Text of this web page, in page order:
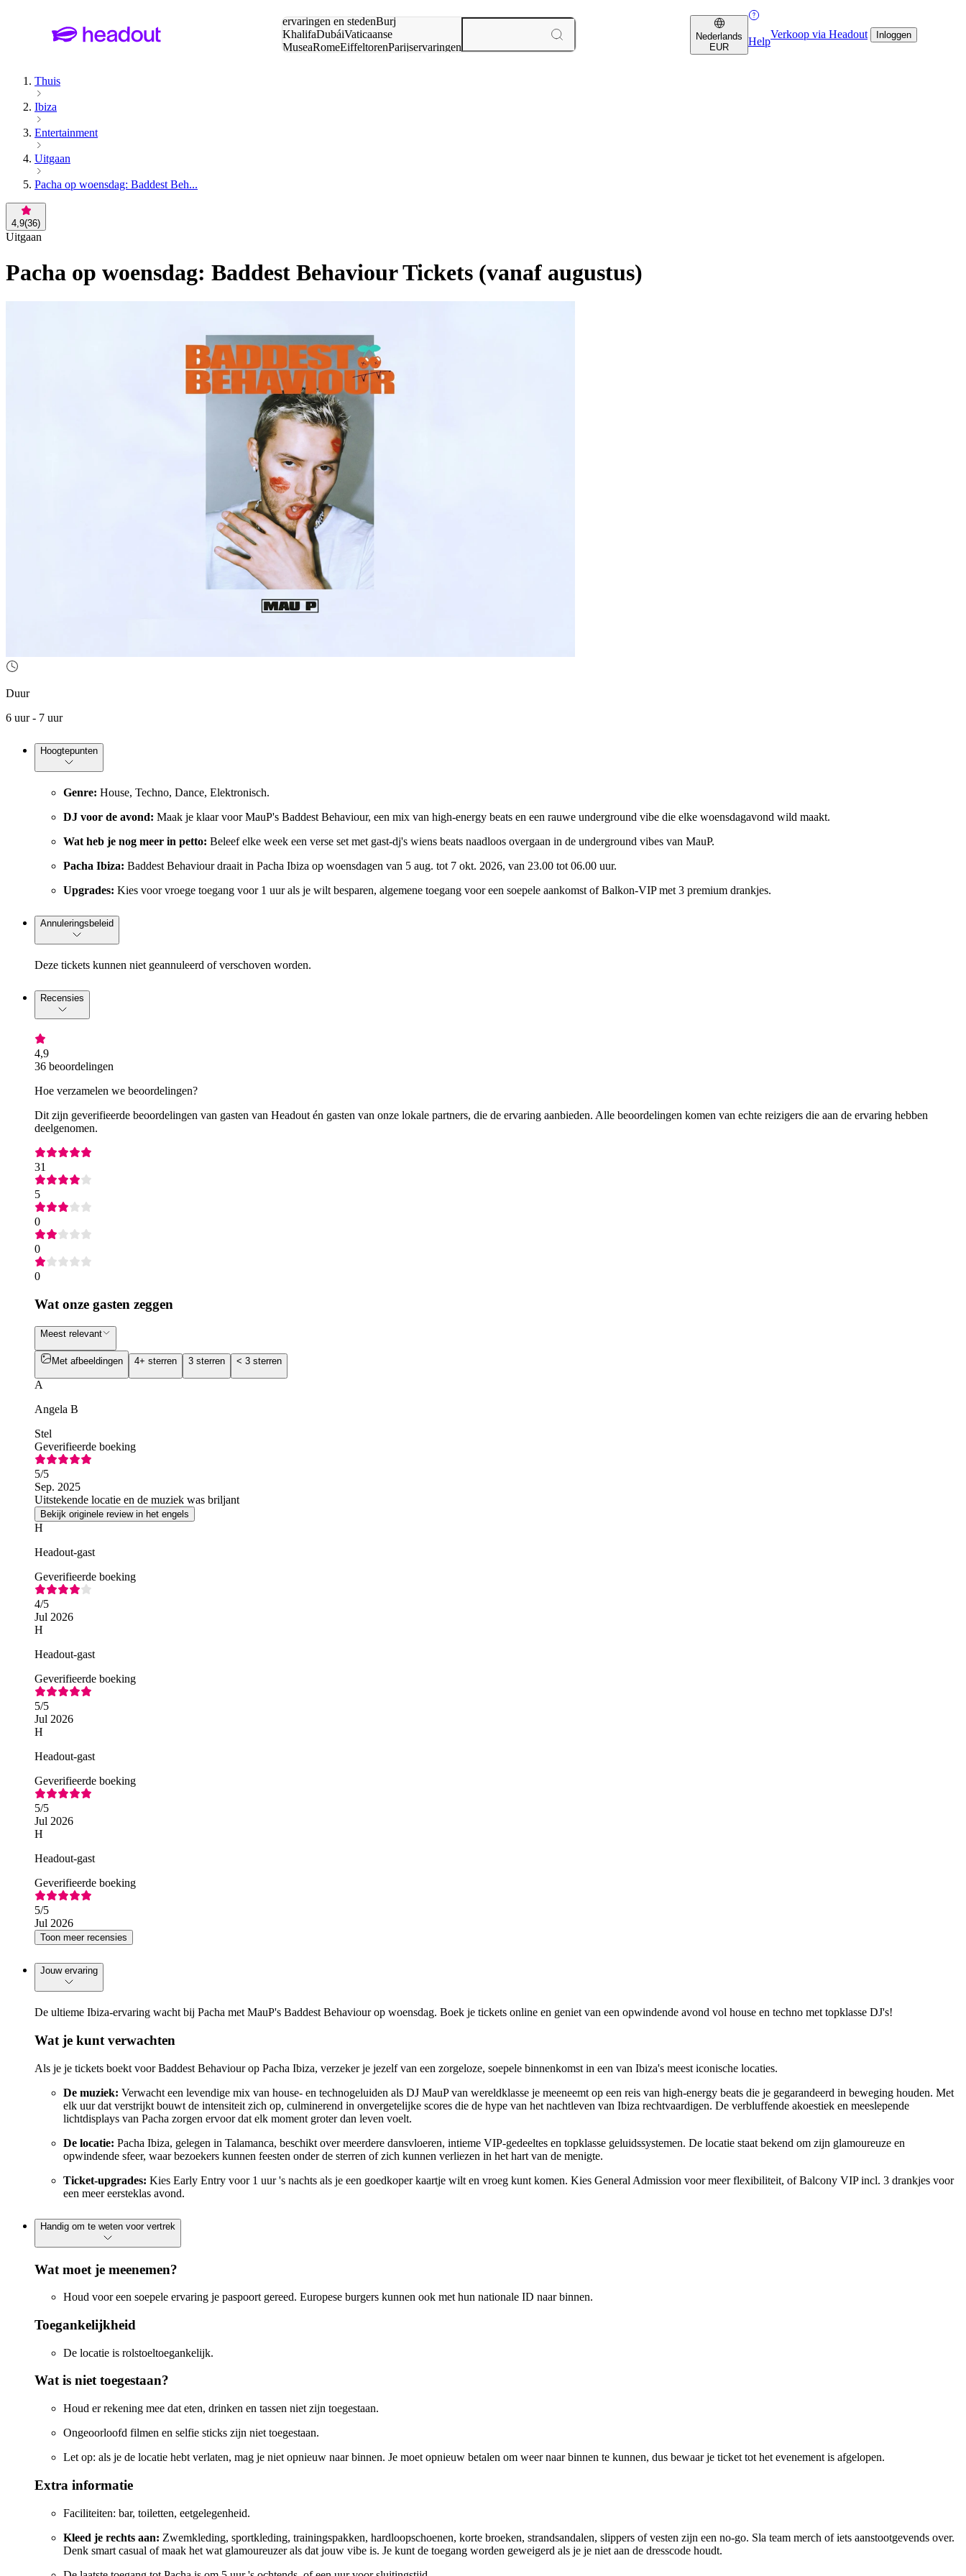
ervaringen en stedenBurj
KhalifaDubáiVaticaanse
MuseaRomeEiffeltorenParijservaringen
Nederlands
EUR
Help
Verkoop via Headout Inloggen
Thuis
Ibiza
Entertainment
Uitgaan
Pacha op woensdag: Baddest Beh...
4,9(36)
Uitgaan
Pacha op woensdag: Baddest Behaviour Tickets (vanaf augustus)
Duur
6 uur - 7 uur
Hoogtepunten
Genre: House, Techno, Dance, Elektronisch.
DJ voor de avond: Maak je klaar voor MauP's Baddest Behaviour, een mix van high-energy beats en een rauwe underground vibe die elke woensdagavond wild maakt.
Wat heb je nog meer in petto: Beleef elke week een verse set met gast-dj's wiens beats naadloos overgaan in de underground vibes van MauP.
Pacha Ibiza: Baddest Behaviour draait in Pacha Ibiza op woensdagen van 5 aug. tot 7 okt. 2026, van 23.00 tot 06.00 uur.
Upgrades: Kies voor vroege toegang voor 1 uur als je wilt besparen, algemene toegang voor een soepele aankomst of Balkon-VIP met 3 premium drankjes.
Annuleringsbeleid
Deze tickets kunnen niet geannuleerd of verschoven worden.
Recensies
4,9
36 beoordelingen
Hoe verzamelen we beoordelingen?
Dit zijn geverifieerde beoordelingen van gasten van Headout én gasten van onze lokale partners, die de ervaring aanbieden. Alle beoordelingen komen van echte reizigers die aan de ervaring hebben
deelgenomen.
31
5
0
0
0
Wat onze gasten zeggen
Meest relevant
Met afbeeldingen 4+ sterren 3 sterren < 3 sterren
A
Angela B
Stel
Geverifieerde boeking
5/5
Sep. 2025
Uitstekende locatie en de muziek was briljant
Bekijk originele review in het engels
H
Headout-gast
Geverifieerde boeking
4/5
Jul 2026
H
Headout-gast
Geverifieerde boeking
5/5
Jul 2026
H
Headout-gast
Geverifieerde boeking
5/5
Jul 2026
H
Headout-gast
Geverifieerde boeking
5/5
Jul 2026
Toon meer recensies
Jouw ervaring
De ultieme Ibiza-ervaring wacht bij Pacha met MauP's Baddest Behaviour op woensdag. Boek je tickets online en geniet van een opwindende avond vol house en techno met topklasse DJ's!
Wat je kunt verwachten
Als je je tickets boekt voor Baddest Behaviour op Pacha Ibiza, verzeker je jezelf van een zorgeloze, soepele binnenkomst in een van Ibiza's meest iconische locaties.
De muziek: Verwacht een levendige mix van house- en technogeluiden als DJ MauP van wereldklasse je meeneemt op een reis van high-energy beats die je gegarandeerd in beweging houden. Met
elk uur dat verstrijkt bouwt de intensiteit zich op, culminerend in onvergetelijke scores die de hype van het nachtleven van Ibiza rechtvaardigen. De verbluffende akoestiek en meeslepende
lichtdisplays van Pacha zorgen ervoor dat elk moment groter dan leven voelt.
De locatie: Pacha Ibiza, gelegen in Talamanca, beschikt over meerdere dansvloeren, intieme VIP-gedeeltes en topklasse geluidssystemen. De locatie staat bekend om zijn glamoureuze en
opwindende sfeer, waar bezoekers kunnen feesten onder de sterren of zich kunnen verliezen in het hart van de menigte.
Ticket-upgrades: Kies Early Entry voor 1 uur 's nachts als je een goedkoper kaartje wilt en vroeg kunt komen. Kies General Admission voor meer flexibiliteit, of Balcony VIP incl. 3 drankjes voor
een meer eersteklas avond.
Handig om te weten voor vertrek
Wat moet je meenemen?
Houd voor een soepele ervaring je paspoort gereed. Europese burgers kunnen ook met hun nationale ID naar binnen.
Toegankelijkheid
De locatie is rolstoeltoegankelijk.
Wat is niet toegestaan?
Houd er rekening mee dat eten, drinken en tassen niet zijn toegestaan.
Ongeoorloofd filmen en selfie sticks zijn niet toegestaan.
Let op: als je de locatie hebt verlaten, mag je niet opnieuw naar binnen. Je moet opnieuw betalen om weer naar binnen te kunnen, dus bewaar je ticket tot het evenement is afgelopen.
Extra informatie
Faciliteiten: bar, toiletten, eetgelegenheid.
Kleed je rechts aan: Zwemkleding, sportkleding, trainingspakken, hardloopschoenen, korte broeken, strandsandalen, slippers of vesten zijn een no-go. Sla team merch of iets aanstootgevends over.
Denk smart casual of maak het wat glamoureuzer als dat jouw vibe is. Je kunt de toegang worden geweigerd als je je niet aan de dresscode houdt.